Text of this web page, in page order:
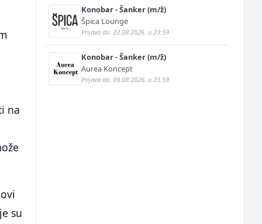
na
su
Konobar - Šanker (m/ž)
Špica Lounge
Prijava do: 22.08.2026. u 23:59
Konobar - Šanker (m/ž)
Aurea Koncept
Prijava do: 09.08.2026. u 23:59